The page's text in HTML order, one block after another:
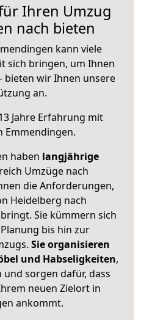
Ihren Umzug
nach bieten
kann viele
sich bringen, um Ihnen
bieten wir Ihnen unsere
an.
Jahre Erfahrung mit
Emmendingen.
haben langjährige
Umzüge nach
die Anforderungen,
Heidelberg nach
Sie kümmern sich
bis hin zur
Sie organisieren
und Habseligkeiten,
und sorgen dafür, dass
neuen Zielort in
ankommt.